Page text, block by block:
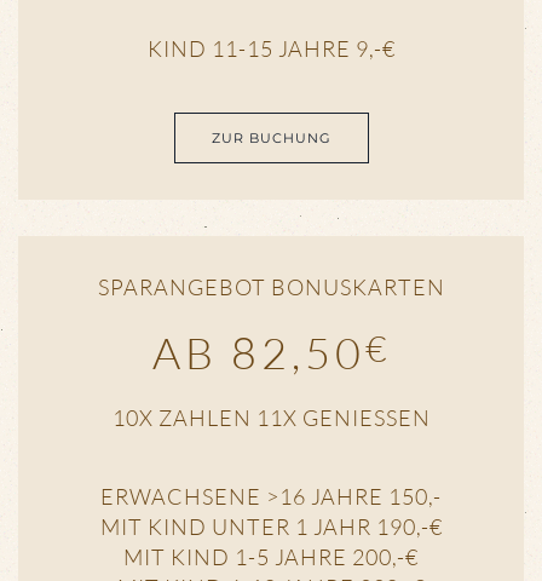
KIND 11-15 JAHRE 9,-€
ZUR BUCHUNG
SPARANGEBOT BONUSKARTEN
AB 82,50€
10X ZAHLEN 11X GENIESSEN
ERWACHSENE >16 JAHRE 150,-
MIT KIND UNTER 1 JAHR 190,-€
MIT KIND 1-5 JAHRE 200,-€